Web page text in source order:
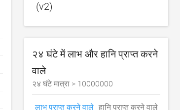
(v2)
२४ घंटे में लाभ और हानि प्राप्त करने
वाले
२४ घंटे मात्रा > 10000000
लाभ प्राप्त करने वाले हानि प्राप्त करने वाले